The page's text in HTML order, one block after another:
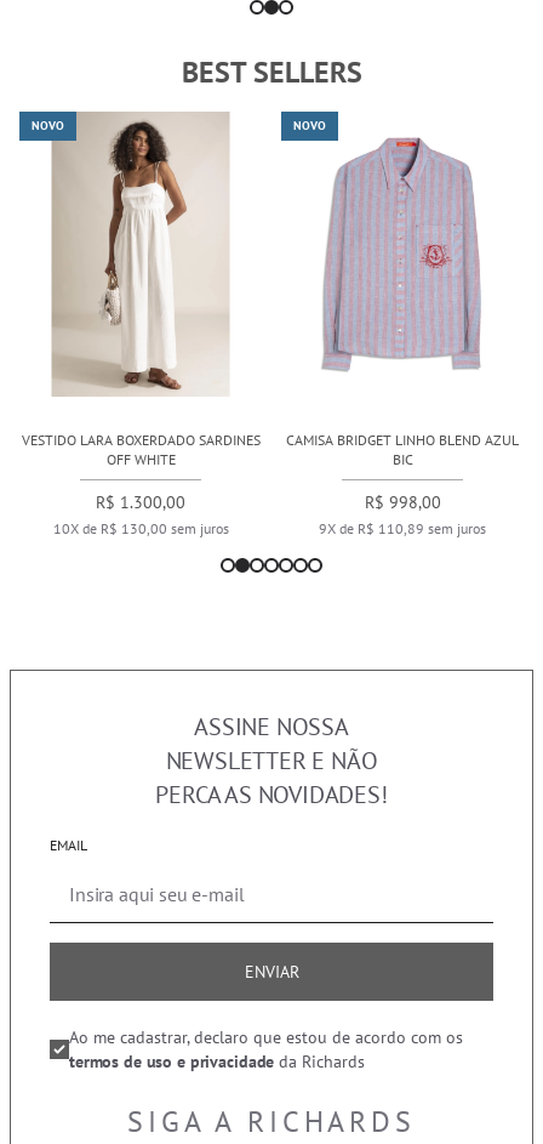
BEST SELLERS
VESTIDO LARA BOXERDADO SARDINES
OFF WHITE
R$ 1.300,00
10X de R$ 130,00 sem juros
NOVO
CAMISA BRIDGET LINHO BLEND AZUL
BIC
R$ 998,00
9X de R$ 110,89 sem juros
NOVO
ASSINE NOSSA
NEWSLETTER E NÃO
PERCA AS NOVIDADES!
EMAIL
ENVIAR
Ao me cadastrar, declaro que estou de acordo com os
termos de uso e privacidade da Richards
SIGA A RICHARDS